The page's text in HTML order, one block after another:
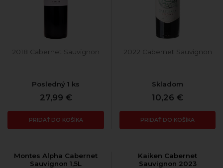
2018 Cabernet Sauvignon
Posledný 1 ks
27,99 €
PRIDAŤ DO KOŠÍKA
2022 Cabernet Sauvignon
Skladom
10,26 €
PRIDAŤ DO KOŠÍKA
Montes Alpha Cabernet
Sauvignon 1,5L
Kaiken Cabernet
Sauvignon 2023